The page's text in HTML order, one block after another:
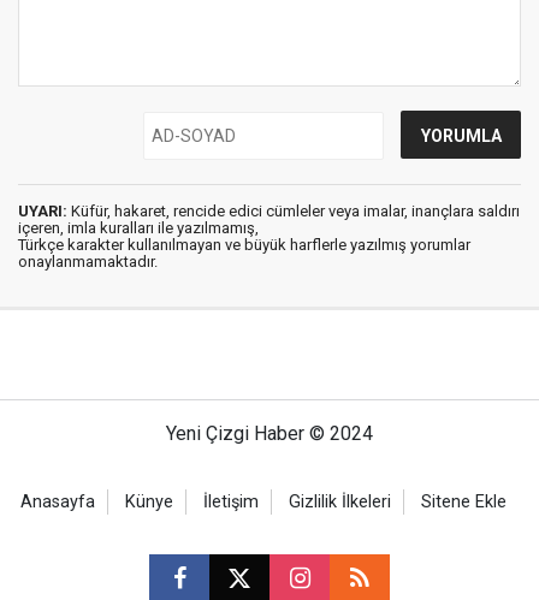
UYARI: Küfür, hakaret, rencide edici cümleler veya imalar, inançlara saldırı
içeren, imla kuralları ile yazılmamış,
Türkçe karakter kullanılmayan ve büyük harflerle yazılmış yorumlar
onaylanmamaktadır.
Yeni Çizgi Haber © 2024
Anasayfa Künye İletişim Gizlilik İlkeleri Sitene Ekle